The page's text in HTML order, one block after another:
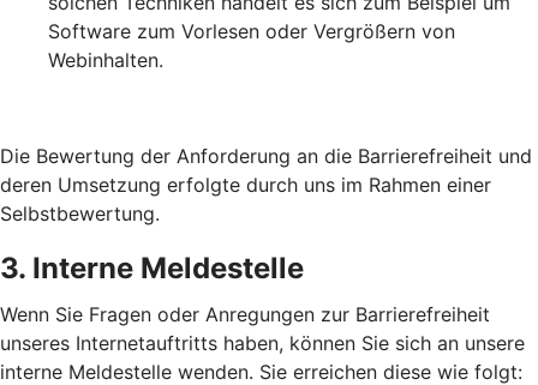
Software zum Vorlesen oder Vergrößern von
Webinhalten.
Die Bewertung der Anforderung an die Barrierefreiheit und
deren Umsetzung erfolgte durch uns im Rahmen einer
Selbstbewertung.
3. Interne Meldestelle
Wenn Sie Fragen oder Anregungen zur Barrierefreiheit
unseres Internetauftritts haben, können Sie sich an unsere
interne Meldestelle wenden. Sie erreichen diese wie folgt: